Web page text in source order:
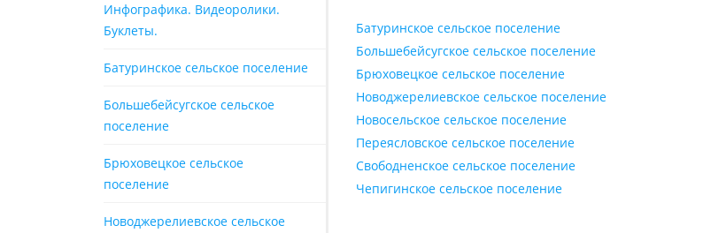
Инфографика. Видеоролики.
Буклеты.
Батуринское сельское поселение
Большебейсугское сельское
поселение
Брюховецкое сельское
поселение
Новоджерелиевское сельское
Батуринское сельское поселение
Большебейсугское сельское поселение
Брюховецкое сельское поселение
Новоджерелиевское сельское поселение
Новосельское сельское поселение
Переясловское сельское поселение
Свободненское сельское поселение
Чепигинское сельское поселение